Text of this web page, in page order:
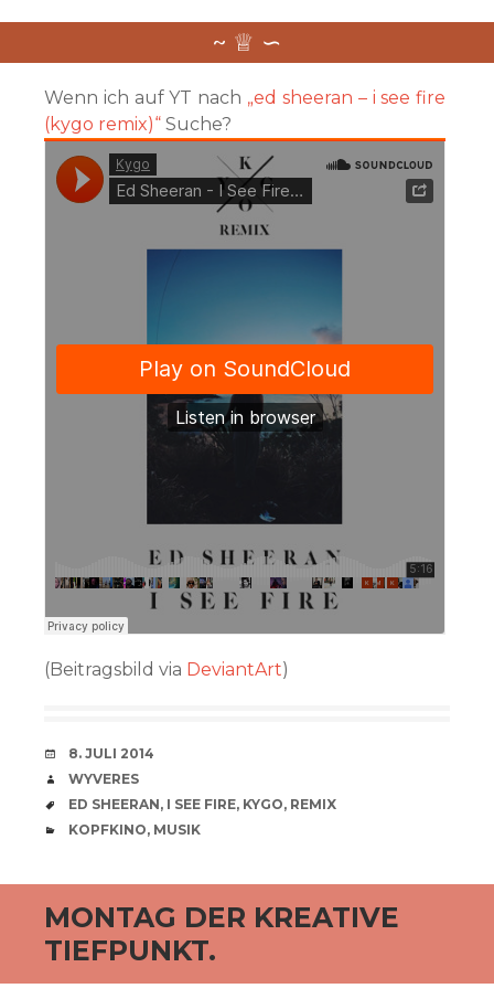
Wenn ich auf YT nach „ed sheeran – i see fire
(kygo remix)“ Suche?
(Beitragsbild via DeviantArt)
VERABREDUNG
8. JULI 2014
VERFASSER
WYVERES
SCHLAGWÖRTER
ED SHEERAN, I SEE FIRE, KYGO, REMIX
CATEGORIES
KOPFKINO, MUSIK
MONTAG DER KREATIVE
TIEFPUNKT.